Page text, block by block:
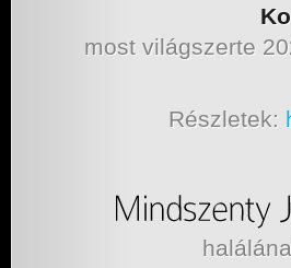
most világszerte
Részletek: